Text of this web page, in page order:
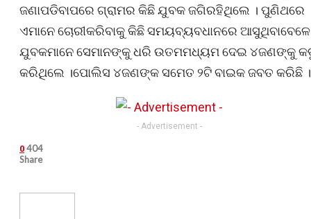
ଜଣାପଡିବାପରେ ଗ୍ରାମର କିଛି ଯୁବକ ଜଗିରହିଥିଲେ । ପୁଣିଥରେ
ଏମାନେ ଚୋରୀକରିବାକୁ କିଛି ସମୟବ୍ୟବଧାନରେ ଆସୁଥିବାବେଳେ
ଯୁବକମାନେ ସେମାନଙ୍କୁ ଧରି ଉତମମଧ୍ୟମ ଦେଇ ୪ଜଣଙ୍କୁ
କରିଥିଲେ ।ପୋଲିସ ୪ଜଣଙ୍କ ସମେତ ୨ଟି ବାଇକ ଜବତ କରିଛି ।
- Advertisement -
0 404
Share